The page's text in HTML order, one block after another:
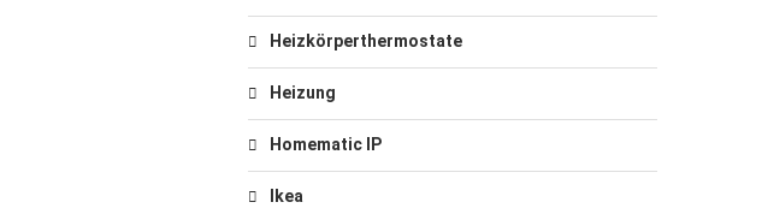
Heizkörperthermostate
Heizung
Homematic IP
Ikea